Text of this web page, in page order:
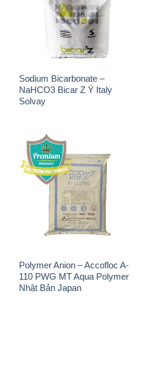
Sodium Bicarbonate –
NaHCO3 Bicar Z Ý Italy
Solvay
Polymer Anion – Accofloc A-
110 PWG MT Aqua Polymer
Nhật Bản Japan